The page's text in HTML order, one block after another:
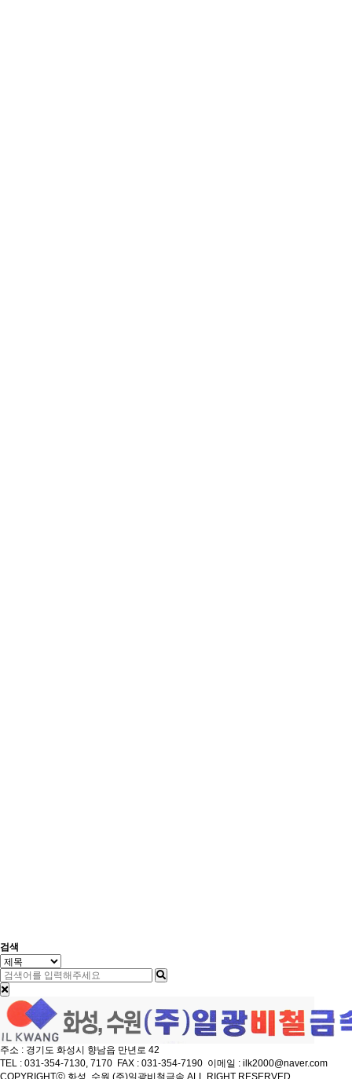
검색
주소 : 경기도 화성시 향남읍 만년로 42
TEL : 031-354-7130, 7170 FAX : 031-354-7190 이메일 : ilk2000@naver.com
COPYRIGHTⓒ 화성, 수원 (주)일광비철금속 ALL RIGHT RESERVED.